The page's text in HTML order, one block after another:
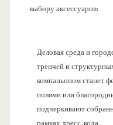
выбору аксессуаров:
Деловая среда и
тренчей и
компаньоном станет
полями или
подчеркивают
рамках дресс-кода.